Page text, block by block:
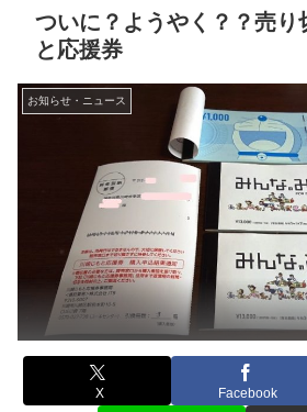
ついに？ようやく？？売り
と応援券
お知らせ・ニュース
X Facebook